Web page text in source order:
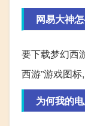
网易大神
要下载梦幻西
西游”游戏图标,
为何我的